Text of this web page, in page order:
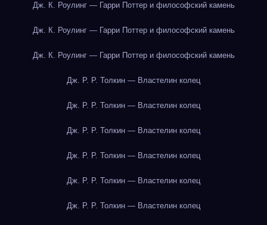
Дж. К. Роулинг — Гарри Поттер и философский камень
Дж. К. Роулинг — Гарри Поттер и философский камень
Дж. К. Роулинг — Гарри Поттер и философский камень
Дж. Р. Р. Толкин — Властелин колец
Дж. Р. Р. Толкин — Властелин колец
Дж. Р. Р. Толкин — Властелин колец
Дж. Р. Р. Толкин — Властелин колец
Дж. Р. Р. Толкин — Властелин колец
Дж. Р. Р. Толкин — Властелин колец